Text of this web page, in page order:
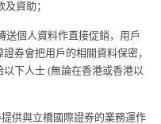
資助；
送個人資料作直接促銷，用戶
券會把用戶的相關資料保密，
下人士 (無論在香港或香港以
供與立橋國際證券的業務運作